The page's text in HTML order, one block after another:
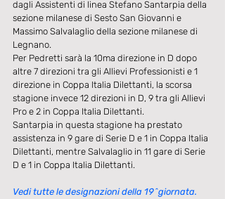
dagli Assistenti di linea Stefano Santarpia della
sezione milanese di Sesto San Giovanni e
Massimo Salvalaglio della sezione milanese di
Legnano.
Per Pedretti sarà la 10ma direzione in D dopo
altre 7 direzioni tra gli Allievi Professionisti e 1
direzione in Coppa Italia Dilettanti, la scorsa
stagione invece 12 direzioni in D, 9 tra gli Allievi
Pro e 2 in Coppa Italia Dilettanti.
Santarpia in questa stagione ha prestato
assistenza in 9 gare di Serie D e 1 in Coppa Italia
Dilettanti, mentre Salvalaglio in 11 gare di Serie
D e 1 in Coppa Italia Dilettanti.
Vedi tutte le designazioni della 19^giornata.